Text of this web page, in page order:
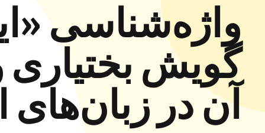
واژه‌شناسی
گویش
آن در زبان‌های